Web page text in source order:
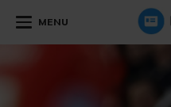
MENU